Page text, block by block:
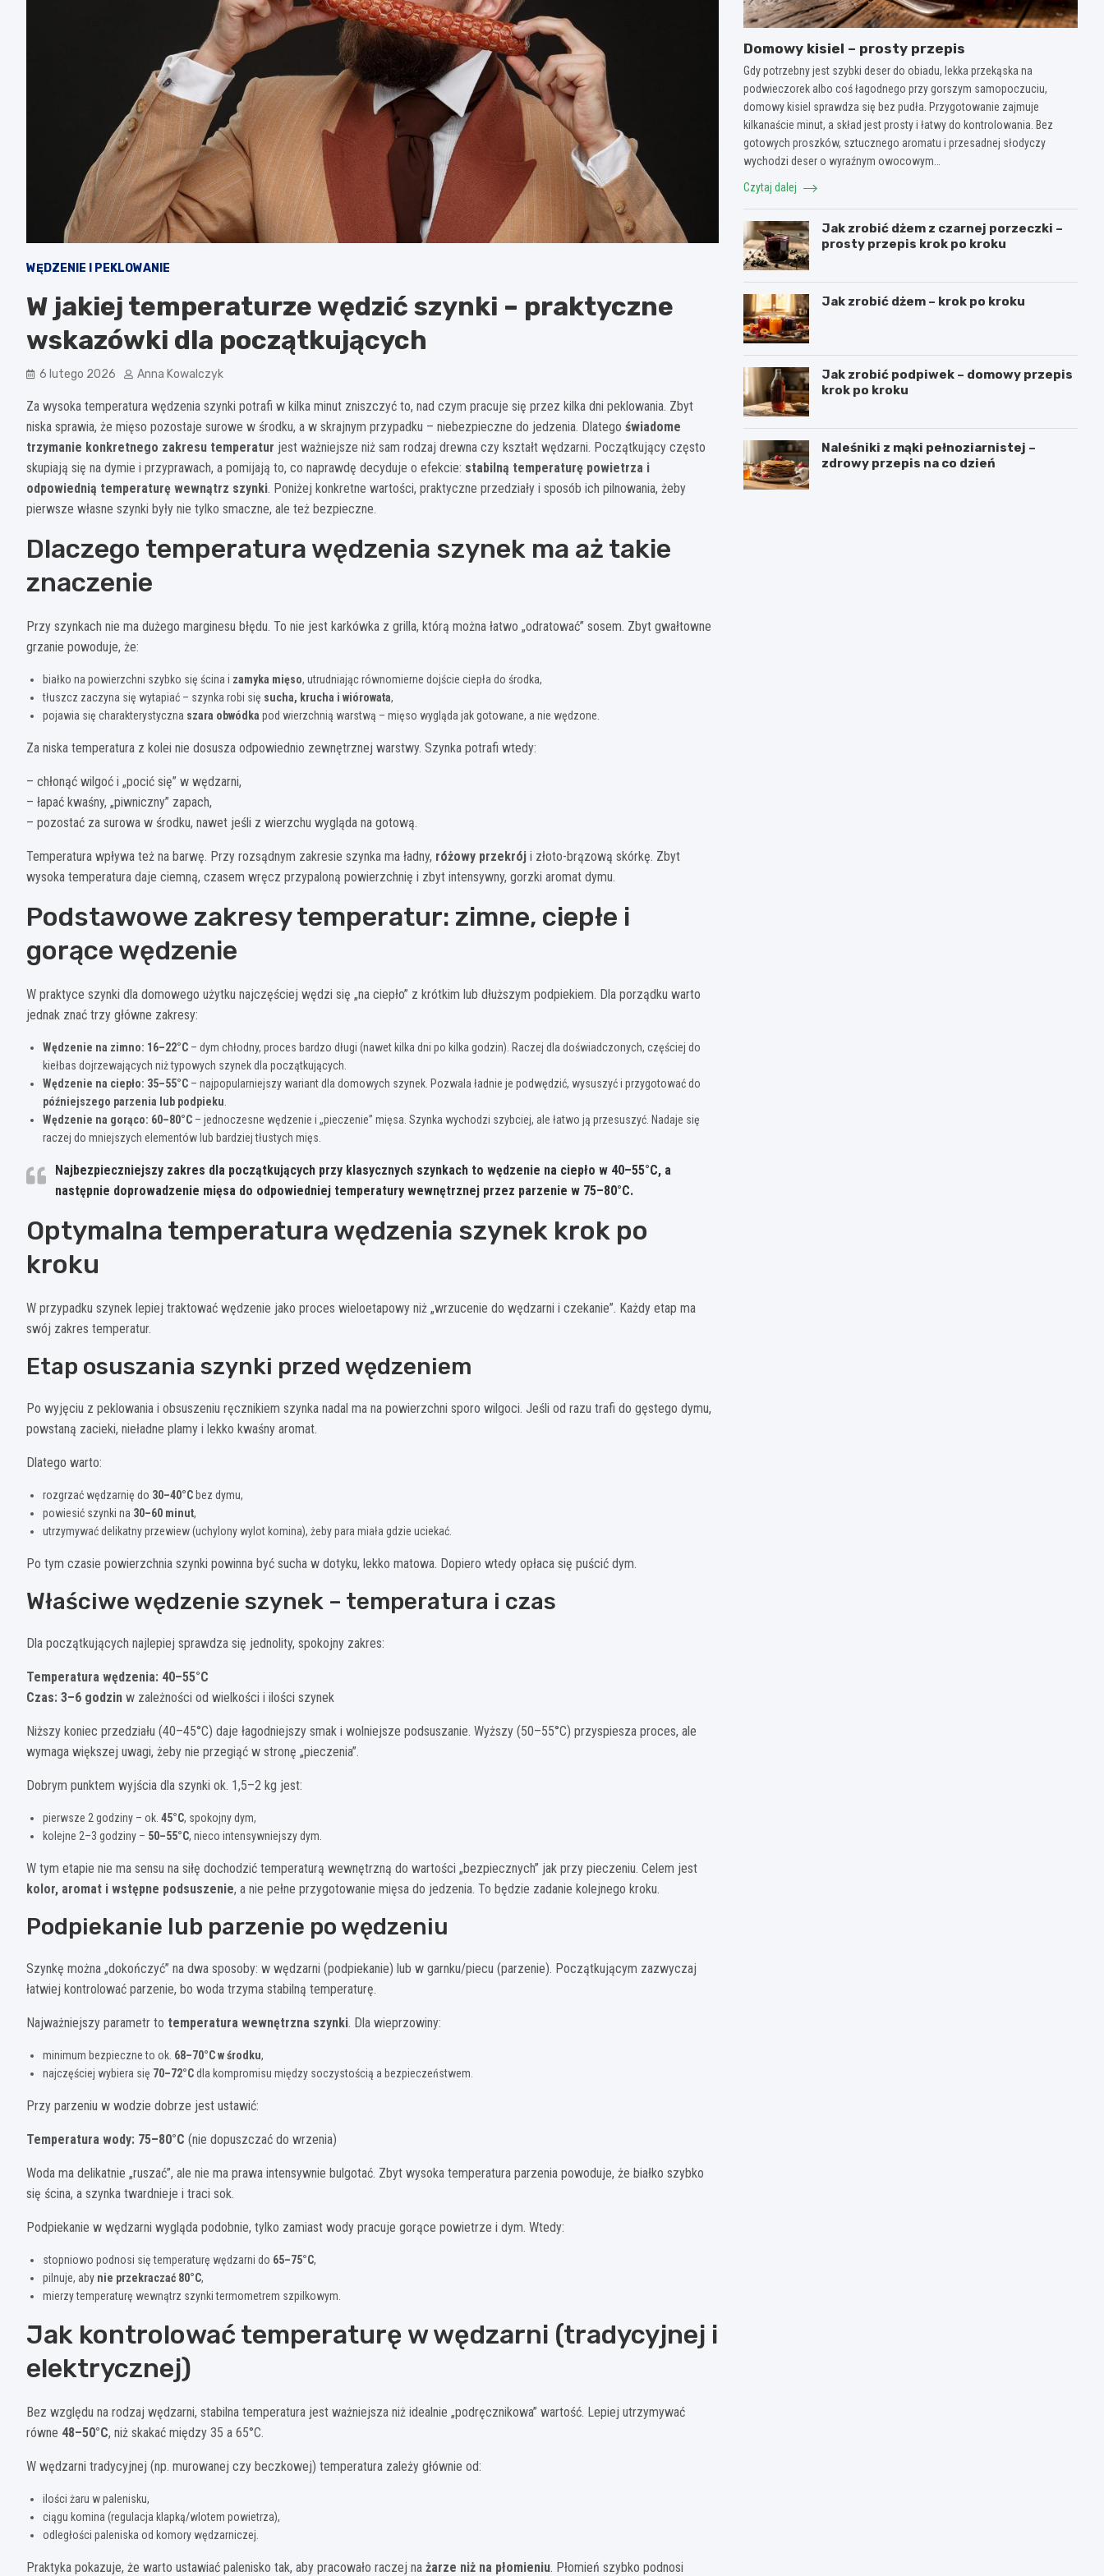
WĘDZENIE I PEKLOWANIE
W jakiej temperaturze wędzić szynki – praktyczne
wskazówki dla początkujących
6 lutego 2026 Anna Kowalczyk
Za wysoka temperatura wędzenia szynki potrafi w kilka minut zniszczyć to, nad czym pracuje się przez kilka dni peklowania. Zbyt
niska sprawia, że mięso pozostaje surowe w środku, a w skrajnym przypadku – niebezpieczne do jedzenia. Dlatego świadome
trzymanie konkretnego zakresu temperatur jest ważniejsze niż sam rodzaj drewna czy kształt wędzarni. Początkujący często
skupiają się na dymie i przyprawach, a pomijają to, co naprawdę decyduje o efekcie: stabilną temperaturę powietrza i
odpowiednią temperaturę wewnątrz szynki. Poniżej konkretne wartości, praktyczne przedziały i sposób ich pilnowania, żeby
pierwsze własne szynki były nie tylko smaczne, ale też bezpieczne.
Dlaczego temperatura wędzenia szynek ma aż takie
znaczenie
Przy szynkach nie ma dużego marginesu błędu. To nie jest karkówka z grilla, którą można łatwo „odratować” sosem. Zbyt gwałtowne
grzanie powoduje, że:
białko na powierzchni szybko się ścina i zamyka mięso, utrudniając równomierne dojście ciepła do środka,
tłuszcz zaczyna się wytapiać – szynka robi się sucha, krucha i wiórowata,
pojawia się charakterystyczna szara obwódka pod wierzchnią warstwą – mięso wygląda jak gotowane, a nie wędzone.
Za niska temperatura z kolei nie dosusza odpowiednio zewnętrznej warstwy. Szynka potrafi wtedy:
– chłonąć wilgoć i „pocić się” w wędzarni,
– łapać kwaśny, „piwniczny” zapach,
– pozostać za surowa w środku, nawet jeśli z wierzchu wygląda na gotową.
Temperatura wpływa też na barwę. Przy rozsądnym zakresie szynka ma ładny, różowy przekrój i złoto-brązową skórkę. Zbyt
wysoka temperatura daje ciemną, czasem wręcz przypaloną powierzchnię i zbyt intensywny, gorzki aromat dymu.
Podstawowe zakresy temperatur: zimne, ciepłe i
gorące wędzenie
W praktyce szynki dla domowego użytku najczęściej wędzi się „na ciepło” z krótkim lub dłuższym podpiekiem. Dla porządku warto
jednak znać trzy główne zakresy:
Wędzenie na zimno: 16–22°C – dym chłodny, proces bardzo długi (nawet kilka dni po kilka godzin). Raczej dla doświadczonych, częściej do
kiełbas dojrzewających niż typowych szynek dla początkujących.
Wędzenie na ciepło: 35–55°C – najpopularniejszy wariant dla domowych szynek. Pozwala ładnie je podwędzić, wysuszyć i przygotować do
późniejszego parzenia lub podpieku
Wędzenie na gorąco: 60–80°C – jednoczesne wędzenie i „pieczenie” mięsa. Szynka wychodzi szybciej, ale łatwo ją przesuszyć. Nadaje się
raczej do mniejszych elementów lub bardziej tłustych mięs.
Najbezpieczniejszy zakres dla początkujących przy klasycznych szynkach to wędzenie na ciepło w 40–55°C, a
następnie doprowadzenie mięsa do odpowiedniej temperatury wewnętrznej przez parzenie w 75–80°C.
Optymalna temperatura wędzenia szynek krok po
kroku
W przypadku szynek lepiej traktować wędzenie jako proces wieloetapowy niż „wrzucenie do wędzarni i czekanie”. Każdy etap ma
swój zakres temperatur.
Etap osuszania szynki przed wędzeniem
Po wyjęciu z peklowania i obsuszeniu ręcznikiem szynka nadal ma na powierzchni sporo wilgoci. Jeśli od razu trafi do gęstego dymu,
powstaną zacieki, nieładne plamy i lekko kwaśny aromat.
Dlatego warto:
rozgrzać wędzarnię do 30–40°C bez dymu,
powiesić szynki na 30–60 minut,
utrzymywać delikatny przewiew (uchylony wylot komina), żeby para miała gdzie uciekać.
Po tym czasie powierzchnia szynki powinna być sucha w dotyku, lekko matowa. Dopiero wtedy opłaca się puścić dym.
Właściwe wędzenie szynek – temperatura i czas
Dla początkujących najlepiej sprawdza się jednolity, spokojny zakres:
Temperatura wędzenia: 40–55°C
Czas: 3–6 godzin w zależności od wielkości i ilości szynek
Niższy koniec przedziału (40–45°C) daje łagodniejszy smak i wolniejsze podsuszanie. Wyższy (50–55°C) przyspiesza proces, ale
wymaga większej uwagi, żeby nie przegiąć w stronę „pieczenia”.
Dobrym punktem wyjścia dla szynki ok. 1,5–2 kg jest:
pierwsze 2 godziny – ok. 45°C, spokojny dym,
kolejne 2–3 godziny – 50–55°C, nieco intensywniejszy dym.
W tym etapie nie ma sensu na siłę dochodzić temperaturą wewnętrzną do wartości „bezpiecznych” jak przy pieczeniu. Celem jest
kolor, aromat i wstępne podsuszenie, a nie pełne przygotowanie mięsa do jedzenia. To będzie zadanie kolejnego kroku.
Podpiekanie lub parzenie po wędzeniu
Szynkę można „dokończyć” na dwa sposoby: w wędzarni (podpiekanie) lub w garnku/piecu (parzenie). Początkującym zazwyczaj
łatwiej kontrolować parzenie, bo woda trzyma stabilną temperaturę.
Najważniejszy parametr to temperatura wewnętrzna szynki. Dla wieprzowiny:
minimum bezpieczne to ok. 68–70°C w środku,
najczęściej wybiera się 70–72°Cdla kompromisu między soczystością a bezpieczeństwem.
Przy parzeniu w wodzie dobrze jest ustawić:
Temperatura wody: 75–80°C (nie dopuszczać do wrzenia)
Woda ma delikatnie „ruszać”, ale nie ma prawa intensywnie bulgotać. Zbyt wysoka temperatura parzenia powoduje, że białko szybko
się ścina, a szynka twardnieje i traci sok.
Podpiekanie w wędzarni wygląda podobnie, tylko zamiast wody pracuje gorące powietrze i dym. Wtedy:
stopniowo podnosi się temperaturę wędzarni do 65–75°C,
pilnuje, aby nie przekraczać 80°C,
mierzy temperaturę wewnątrz szynki termometrem szpilkowym.
Jak kontrolować temperaturę w wędzarni (tradycyjnej i
elektrycznej)
Bez względu na rodzaj wędzarni, stabilna temperatura jest ważniejsza niż idealnie „podręcznikowa” wartość. Lepiej utrzymywać
równe 48–50°C, niż skakać między 35 a 65°C.
W wędzarni tradycyjnej (np. murowanej czy beczkowej) temperatura zależy głównie od:
ilości żaru w palenisku,
ciągu komina (regulacja klapką/wlotem powietrza),
odległości paleniska od komory wędzarniczej.
Praktyka pokazuje, że warto ustawiać palenisko tak, aby pracowało raczej na żarze niż na płomieniu. Płomień szybko podnosi
Domowy kisiel – prosty przepis
Gdy potrzebny jest szybki deser do obiadu, lekka przekąska na
podwieczorek albo coś łagodnego przy gorszym samopoczuciu,
domowy kisiel sprawdza się bez pudła. Przygotowanie zajmuje
kilkanaście minut, a skład jest prosty i łatwy do kontrolowania. Bez
gotowych proszków, sztucznego aromatu i przesadnej słodyczy
wychodzi deser o wyraźnym owocowym…
Czytaj dalej
Jak zrobić dżem z czarnej porzeczki –
prosty przepis krok po kroku
Jak zrobić dżem – krok po kroku
Jak zrobić podpiwek – domowy przepis
krok po kroku
Naleśniki z mąki pełnoziarnistej –
zdrowy przepis na co dzień